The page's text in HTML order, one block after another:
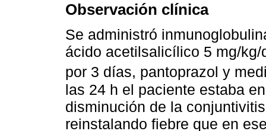
Observación clínica
Se administró
ácido acetilsalicílico 5 mg/
por 3 días, pantoprazol y
las 24 h el paciente estaba
disminución de la
reinstalando fiebre que en